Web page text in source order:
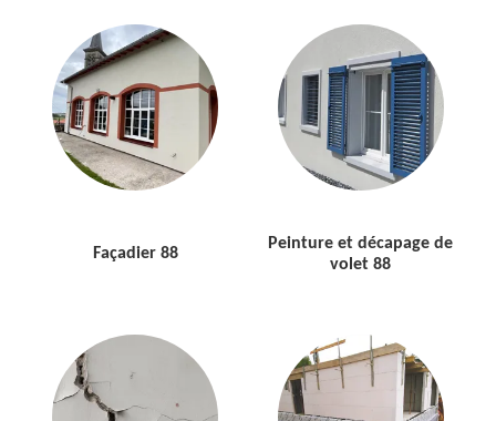
Façadier 88
Peinture et décapage de
volet 88